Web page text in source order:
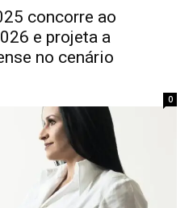
concorre ao
e projeta a
no cenário
0